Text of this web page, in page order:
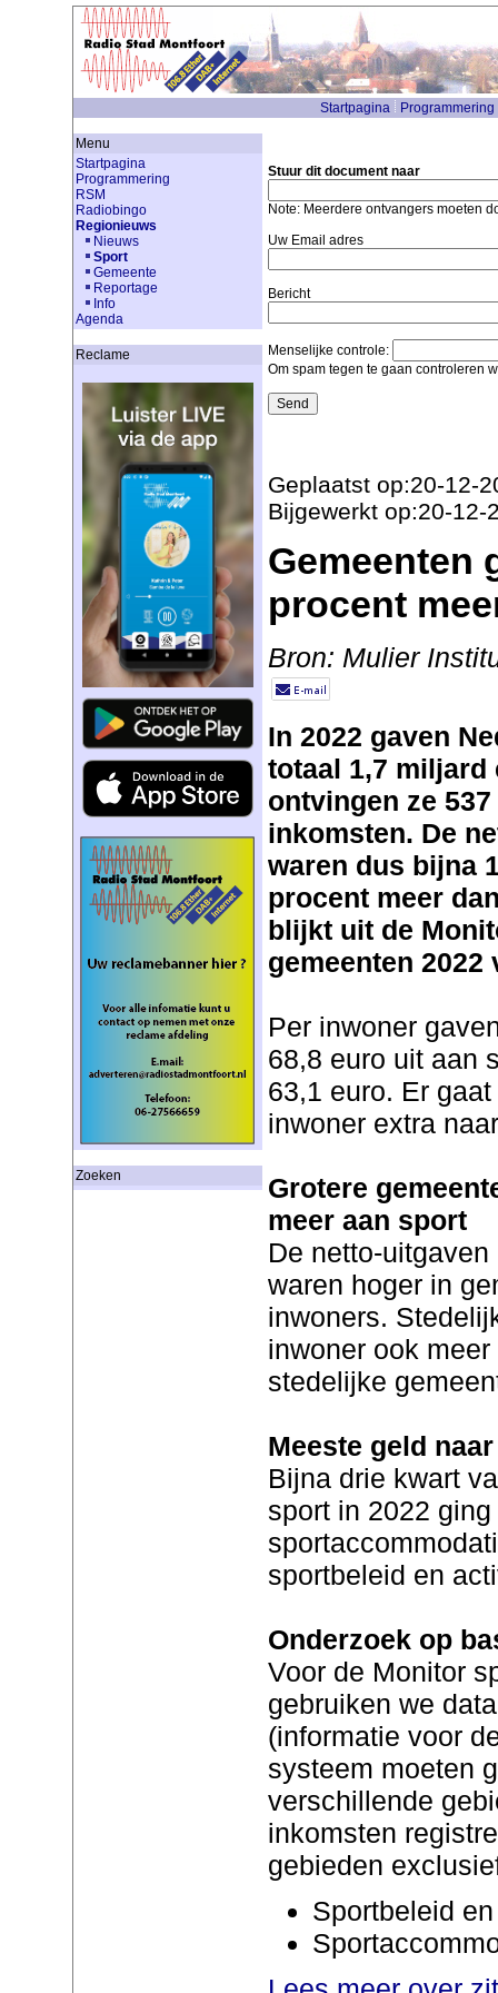
Startpagina Programmering
Menu
Startpagina
Programmering
RSM
Radiobingo
Regionieuws
Nieuws
Sport
Gemeente
Reportage
Info
Agenda
Reclame
Zoeken
Stuur dit document naar
Note: Meerdere ontvangers moeten
Uw Email adres
Bericht
Menselijke controle:
Om spam tegen te gaan controleren
Geplaatst op:20-12-
Bijgewerkt op:20-12-
Gemeenten
procent
Bron: Mulier
In 2022 gaven
totaal 1,7 miljard
ontvingen ze
inkomsten. De
waren dus bijna
procent meer
blijkt uit de
gemeenten
Per inwoner
68,8 euro uit aan
63,1 euro. Er
inwoner extra
Grotere
meer aan sport
De netto-
waren hoger in
inwoners.
inwoner ook
stedelijke
Meeste geld
Bijna drie kwart
sport in 2022 ging
sportbeleid en
Onderzoek op
Voor de Monitor
gebruiken we
(informatie voor
systeem moeten
verschillende
inkomsten
gebieden
Sportbeleid